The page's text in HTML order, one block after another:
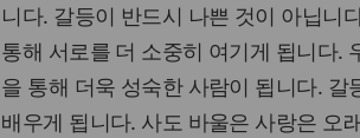
니다. 갈등이 반드시 나쁜 것이 아닙니
통해 서로를 더 소중히 여기게 됩니다.
을 통해 더욱 성숙한 사람이 됩니다.
배우게 됩니다. 사도 바울은 사랑은 오